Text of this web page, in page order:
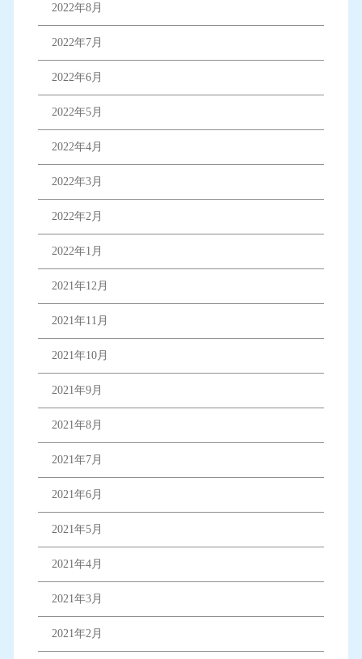
2022年8月
2022年7月
2022年6月
2022年5月
2022年4月
2022年3月
2022年2月
2022年1月
2021年12月
2021年11月
2021年10月
2021年9月
2021年8月
2021年7月
2021年6月
2021年5月
2021年4月
2021年3月
2021年2月